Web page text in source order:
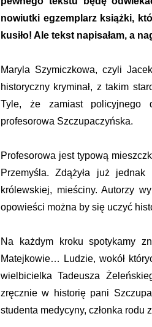
nowiutki egzemplarz książki,
kusiło! Ale tekst napisałam, a
Maryla Szymiczkowa, czyli
historyczny kryminał, z takim
Tyle, że zamiast policyjnego
profesorowa Szczupaczyńska.
Profesorowa jest typową
Przemyśla. Zdążyła już
królewskiej, mieściny. Autorzy
opowieści można by się uczyć
Na każdym kroku spotykamy
Matejkowie… Ludzie, wokół
wielbicielka Tadeusza
zręcznie w historię pani
studenta medycyny, członka rodu